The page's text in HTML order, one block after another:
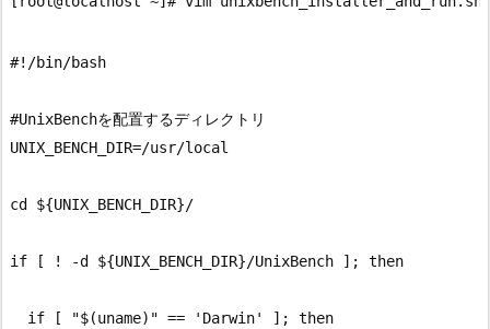
#!/bin/bash
#UnixBenchを配置するディレクトリ
UNIX_BENCH_DIR=/usr/local
cd ${UNIX_BENCH_DIR}/
if [ ! -d ${UNIX_BENCH_DIR}/UnixBench ]; then
  if [ "$(uname)" == 'Darwin' ]; then